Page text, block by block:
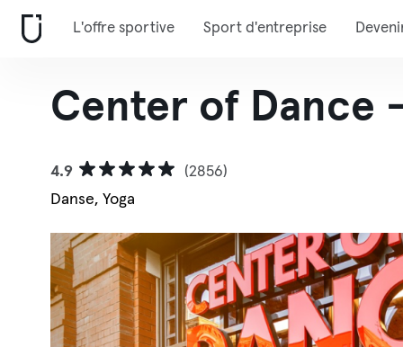
L'offre sportive Sport d'entreprise
Center of Dance
4.9
(2856)
Danse, Yoga